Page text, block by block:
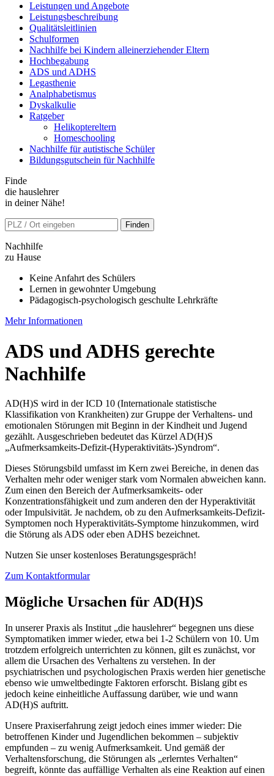
Leistungen und Angebote
Leistungsbeschreibung
Qualitätsleitlinien
Schulformen
Nachhilfe bei Kindern alleinerziehender Eltern
Hochbegabung
ADS und ADHS
Legasthenie
Analphabetismus
Dyskalkulie
Ratgeber
Helikoptereltern
Homeschooling
Nachhilfe für autistische Schüler
Bildungsgutschein für Nachhilfe
Finde
die hauslehrer
in deiner Nähe!
Nachhilfe
zu Hause
Keine Anfahrt des Schülers
Lernen in gewohnter Umgebung
Pädagogisch-psychologisch geschulte Lehrkräfte
Mehr Informationen
ADS und ADHS gerechte
Nachhilfe
AD(H)S wird in der ICD 10 (Internationale statistische
Klassifikation von Krankheiten) zur Gruppe der Verhaltens- und
emotionalen Störungen mit Beginn in der Kindheit und Jugend
gezählt. Ausgeschrieben bedeutet das Kürzel AD(H)S
„Aufmerksamkeits-Defizit-(Hyperaktivitäts-)Syndrom“.
Dieses Störungsbild umfasst im Kern zwei Bereiche, in denen das
Verhalten mehr oder weniger stark vom Normalen abweichen kann.
Zum einen den Bereich der Aufmerksamkeits- oder
Konzentrationsfähigkeit und zum anderen den der Hyperaktivität
oder Impulsivität. Je nachdem, ob zu den Aufmerksamkeits-Defizit-
Symptomen noch Hyperaktivitäts-Symptome hinzukommen, wird
die Störung als ADS oder eben ADHS bezeichnet.
Nutzen Sie unser kostenloses Beratungsgespräch!
Zum Kontaktformular
Mögliche Ursachen für AD(H)S
In unserer Praxis als Institut „die hauslehrer“ begegnen uns diese
Symptomatiken immer wieder, etwa bei 1-2 Schülern von 10. Um
trotzdem erfolgreich unterrichten zu können, gilt es zunächst, vor
allem die Ursachen des Verhaltens zu verstehen. In der
psychiatrischen und psychologischen Praxis werden hier genetische
ebenso wie umweltbedingte Faktoren erforscht. Bislang gibt es
jedoch keine einheitliche Auffassung darüber, wie und wann
AD(H)S auftritt.
Unsere Praxiserfahrung zeigt jedoch eines immer wieder: Die
betroffenen Kinder und Jugendlichen bekommen – subjektiv
empfunden – zu wenig Aufmerksamkeit. Und gemäß der
Verhaltensforschung, die Störungen als „erlerntes Verhalten“
begreift, könnte das auffällige Verhalten als eine Reaktion auf einen